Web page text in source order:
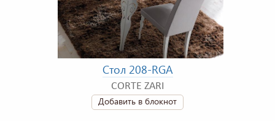
Стол 208-RGA
CORTE ZARI
Добавить в блокнот